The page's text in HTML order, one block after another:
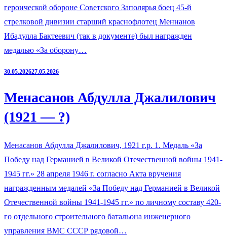
героической обороне Советского Заполярья боец 45-й
стрелковой дивизии старший краснофлотец Меннанов
Ибадулла Бактеевич (так в документе) был награжден
медалью «За оборону…
30.05.202627.05.2026
Менасанов Абдулла Джалилович
(1921 — ?)
Менасанов Абдулла Джалилович, 1921 г.р. 1. Медаль «За
Победу над Германией в Великой Отечественной войны 1941-
1945 гг.» 28 апреля 1946 г. согласно Акта вручения
награжденным медалей «За Победу над Германией в Великой
Отечественной войны 1941-1945 гг.» по личному составу 420-
го отдельного строительного батальона инженерного
управления ВМС СССР рядовой…